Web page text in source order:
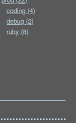
coding (4)
debug (2)
ruby (8)